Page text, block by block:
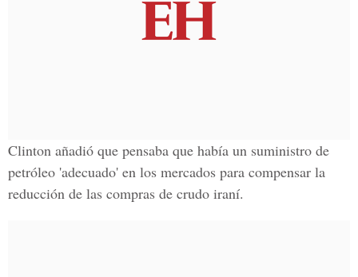
Clinton añadió que pensaba que había un suministro de
petróleo 'adecuado' en los mercados para compensar la
reducción de las compras de crudo iraní.